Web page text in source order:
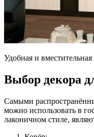
Удобная и
Выбор декора
Самыми
можно использовать в
лаконичном стиле,